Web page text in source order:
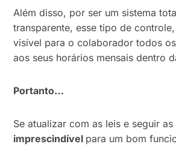
Além disso, por ser um sistema
transparente, esse tipo de
visível para o colaborador todos
aos seus horários mensais dentro
Portanto…
Se atualizar com as leis e seguir
imprescindível para um bom